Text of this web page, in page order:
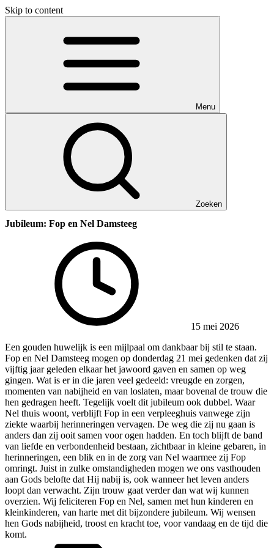
Skip to content
Menu
Zoeken
Jubileum: Fop en Nel Damsteeg
15 mei 2026
Een gouden huwelijk is een mijlpaal om dankbaar bij stil te staan.
Fop en Nel Damsteeg mogen op donderdag 21 mei gedenken dat zij
vijftig jaar geleden elkaar het jawoord gaven en samen op weg
gingen. Wat is er in die jaren veel gedeeld: vreugde en zorgen,
momenten van nabijheid en van loslaten, maar bovenal de trouw die
hen gedragen heeft. Tegelijk voelt dit jubileum ook dubbel. Waar
Nel thuis woont, verblijft Fop in een verpleeghuis vanwege zijn
ziekte waarbij herinneringen vervagen. De weg die zij nu gaan is
anders dan zij ooit samen voor ogen hadden. En toch blijft de band
van liefde en verbondenheid bestaan, zichtbaar in kleine gebaren, in
herinneringen, een blik en in de zorg van Nel waarmee zij Fop
omringt. Juist in zulke omstandigheden mogen we ons vasthouden
aan Gods belofte dat Hij nabij is, ook wanneer het leven anders
loopt dan verwacht. Zijn trouw gaat verder dan wat wij kunnen
overzien. Wij feliciteren Fop en Nel, samen met hun kinderen en
kleinkinderen, van harte met dit bijzondere jubileum. Wij wensen
hen Gods nabijheid, troost en kracht toe, voor vandaag en de tijd die
komt.